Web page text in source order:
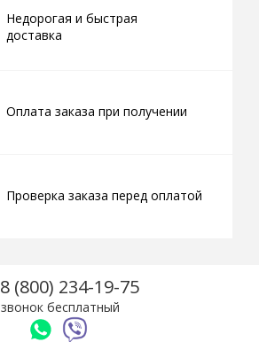
Недорогая и быстрая
доставка
Оплата заказа при получении
Проверка заказа перед оплатой
8 (800) 234-19-75
звонок бесплатный